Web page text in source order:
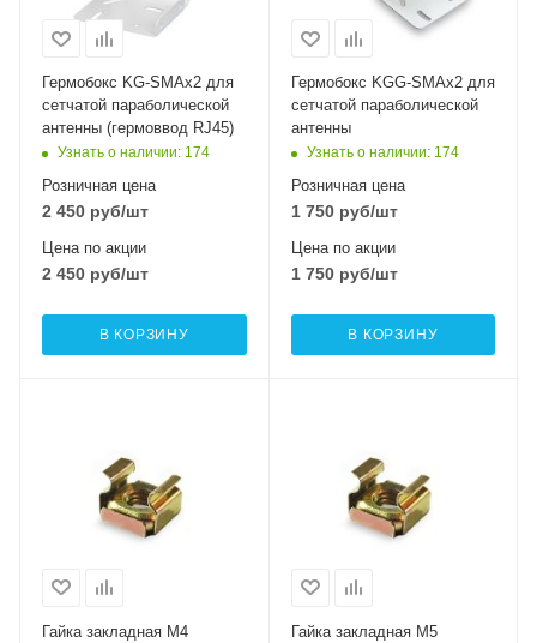
Гермобокс KG-SMAx2 для
сетчатой параболической
антенны (гермоввод RJ45)
Узнать о наличии: 174
Розничная цена
2 450 руб/шт
Цена по акции
2 450 руб/шт
В КОРЗИНУ
Гермобокс KGG-SMAx2 для
сетчатой параболической
антенны
Узнать о наличии: 174
Розничная цена
1 750руб/шт
Цена по акции
1 750руб/шт
В КОРЗИНУ
Гайка закладная М4 Гайка закладная М5